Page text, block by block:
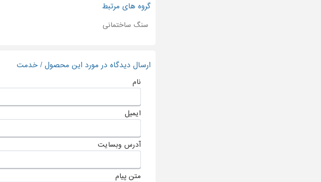
گروه های مرتبط
سنگ ساختمانی
ارسال دیدگاه در مورد این محصول / خدمت
نام
ایمیل
آدرس وبسایت
متن پیام